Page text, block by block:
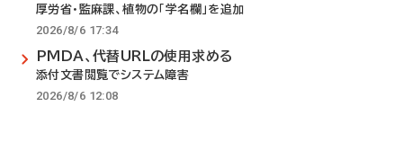
厚労省・監麻課、植物の「学名欄」を追加
2026/8/6 17:34
PMDA、代替URLの使用求める
添付文書閲覧でシステム障害
2026/8/6 12:08